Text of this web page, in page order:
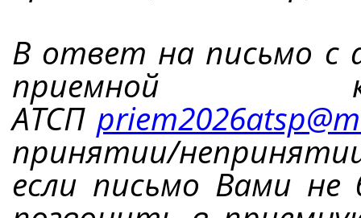
В ответ на письмо с
приемной
АТСП
принятии/
если письмо Вами